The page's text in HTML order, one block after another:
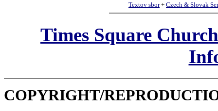
Textov sbor+ Czech & Slovak
Times Square
COPYRIGHT/